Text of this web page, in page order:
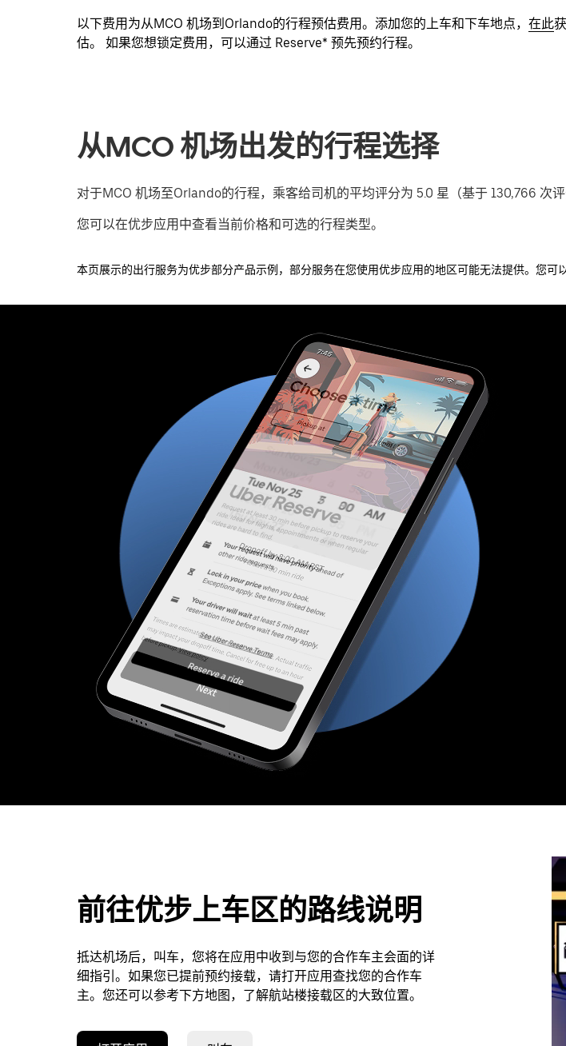
以下费用为从MCO 机场到Orlando的行程预估费用。添加您的上车和下车地点， 在此
估。 如果您想锁定费用，可以通过 Reserve* 预先预约行程。
从MCO 机场出发的行程选择
对于MCO 机场至Orlando的行程，乘客给司机的平均评分为 5.0 星（基于 130,766 次评
您可以在优步应用中查看当前价格和可选的行程类型。
本页展示的出行服务为优步部分产品示例，部分服务在您使用优步应用的地区可能无法提供。您可
前往优步上车区的路线说明
抵达机场后，叫车，您将在应用中收到与您的合作车主会面的详
细指引。如果您已提前预约接载，请打开应用查找您的合作车
主。您还可以参考下方地图，了解航站楼接载区的大致位置。